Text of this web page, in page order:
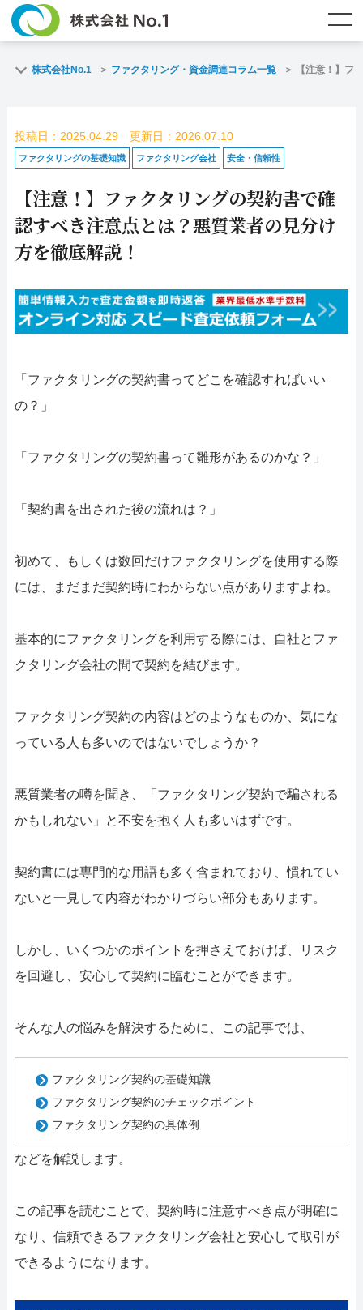
ファクタリングとは？
よくある質問 ファクタリング・資金調達コラム
企業情報 お問い合わせ
名古屋支店HP 福岡支店HP
お問合せ
査定依頼
お問い合わせ
株式会社No.1 ファクタリング・資金調達コラム一覧 【注意！】フ
投稿日：2025.04.29 更新日：2026.07.10
ファクタリングの基礎知識 ファクタリング会社 安全・信頼性
【注意！】ファクタリングの契約書で確
認すべき注意点とは？悪質業者の見分け
方を徹底解説！
「ファクタリングの契約書ってどこを確認すればいい
の？」
「ファクタリングの契約書って雛形があるのかな？」
「契約書を出された後の流れは？」
初めて、もしくは数回だけファクタリングを使用する際
には、まだまだ契約時にわからない点がありますよね。
基本的にファクタリングを利用する際には、自社とファ
クタリング会社の間で契約を結びます。
ファクタリング契約の内容はどのようなものか、気にな
っている人も多いのではないでしょうか？
悪質業者の噂を聞き、「ファクタリング契約で騙される
かもしれない」と不安を抱く人も多いはずです。
契約書には専門的な用語も多く含まれており、慣れてい
ないと一見して内容がわかりづらい部分もあります。
しかし、いくつかのポイントを押さえておけば、リスク
を回避し、安心して契約に臨むことができます。
そんな人の悩みを解決するために、この記事では、
ファクタリング契約の基礎知識
ファクタリング契約のチェックポイント
ファクタリング契約の具体例
などを解説します。
この記事を読むことで、契約時に注意すべき点が明確に
なり、信頼できるファクタリング会社と安心して取引が
できるようになります。